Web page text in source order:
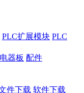
PLC扩展模块 PLC
器板 配件
件下载 软件下载